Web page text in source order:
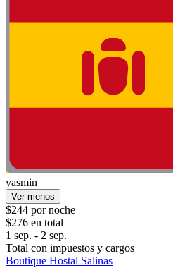
yasmin
Ver menos
$244 por noche
$276 en total
1 sep. - 2 sep.
Total con impuestos y cargos
Boutique Hostal Salinas